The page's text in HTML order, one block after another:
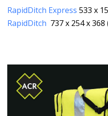
RapidDitch Express 533 x
RapidDitch 737 x 254 x 368